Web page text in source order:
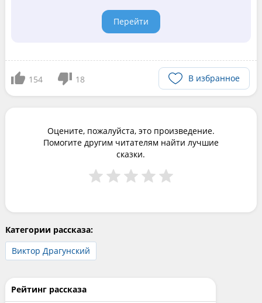
Перейти
154 18 В избранное
Оцените, пожалуйста, это произведение.
Помогите другим читателям найти лучшие
сказки.
Категории рассказа:
Виктор Драгунский
Рейтинг рассказа